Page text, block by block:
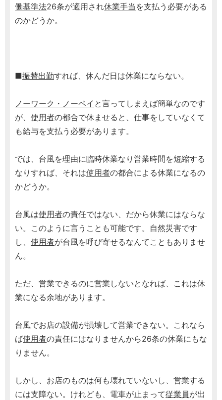
働基準法26条が適用され休業手当 を支払う必要がある
のかどうか。
■振替出勤すれば、休んだ日は休業にならない。
ノーワーク・ノーペイ と言ってしまえば簡単なのです
が、 使用者の都合で休ませると、仕事をしていなくて
も給与を支払う必要があります。
では、台風を理由に臨時休業なり営業時間を短縮する
なりすれば、それは使用者の都合による休業になるの
かどうか。
台風は使用者の責任ではない、だから休業にはならな
い。このように言うことも可能です。自然災害です
し、 使用者が台風を呼び寄せるなんてこともありませ
ん。
ただ、営業できるのに営業しないとなれば、これは休
業になる余地があります。
台風でお店の設備が損壊して営業できない。これなら
ば使用者の責任にはなりませんから26条の休業にもな
りません。
しかし、お店のものは何も壊れていないし、営業する
には支障ない。けれども、電車が止まって従業員が出